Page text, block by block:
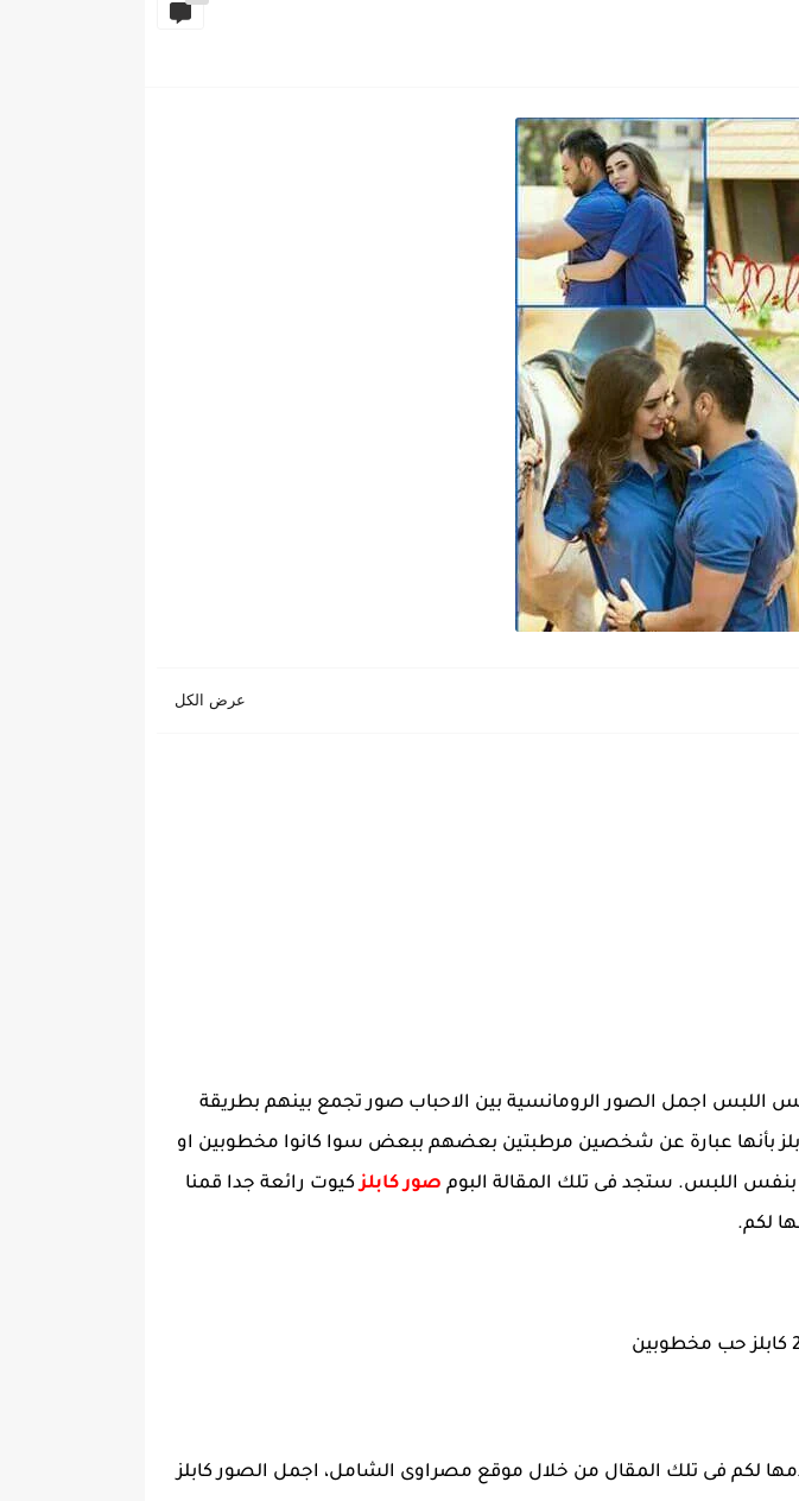
نفس اللبس اجمل الصور الرومانسية بين الاحباب صور تجمع بينهم بطريقة
بأنها عبارة عن شخصين مرطبتين بعضهم ببعض سوا كانوا مخطوبين او
بنفس اللبس. ستجد فى تلك المقالة البوم صور كابلزكيوت رائعة جدا قمنا
لكم.
جدا نقدمها لكم فى تلك المقال من خلال موقع مصراوى الشامل، اجمل الصور كابلز